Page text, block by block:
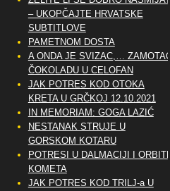
– UKOPČAJTE HRVATSKE
SUBTITLOVE
PAMETNOM DOSTA
A ONDA JE SVIZAC,… ZAMOTAO
ČOKOLADU U CELOFAN
JAK POTRES KOD OTOKA
KRETA U GRČKOJ 12.10.2021
IN MEMORIAM: GOGA LAZIĆ
NESTANAK STRUJE U
GORSKOM KOTARU
POTRESI U DALMACIJI I ORBITE
KOMETA
JAK POTRES KOD TRILJ-a U